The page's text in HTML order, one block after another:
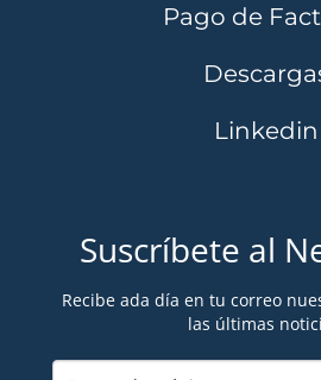
Pago de
Linkedin
Suscríbete al
Recibe ada día en tu correo
las últimas